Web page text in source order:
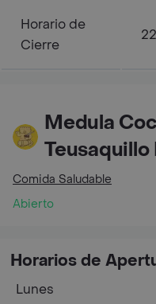
Horario de
Cierre
Medula
Comida Saludable
Abierto
Horarios de
Lunes